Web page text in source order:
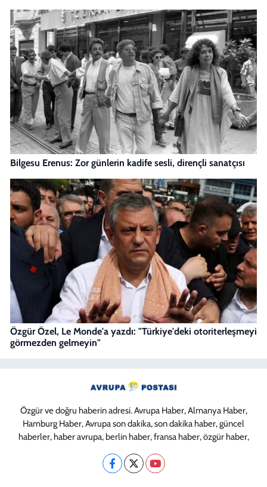
Bilgesu Erenus: Zor günlerin kadife sesli, dirençli sanatçısı
Özgür Özel, Le Monde'a yazdı: "Türkiye'deki otoriterleşmeyi
görmezden gelmeyin"
Özgür ve doğru haberin adresi. Avrupa Haber, Almanya Haber,
Hamburg Haber, Avrupa son dakika, son dakika haber, güncel
haberler, haber avrupa, berlin haber, fransa haber, özgür haber,